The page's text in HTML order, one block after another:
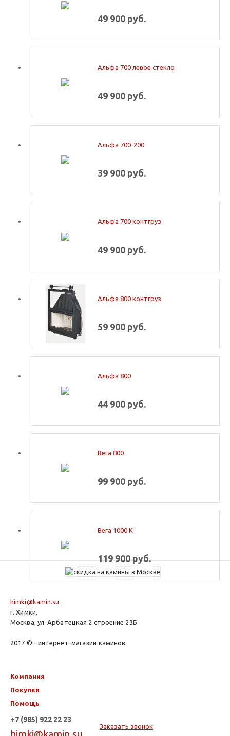
49 900 руб.
Альфа 700 левое стекло
49 900 руб.
Альфа 700-200
39 900 руб.
Альфа 700 контгруз
49 900 руб.
Альфа 800 контгруз
59 900 руб.
Альфа 800
44 900 руб.
Вега 800
99 900 руб.
Вега 1000 К
119 900 руб.
himki@kamin.su
г. Химки,
Москва, ул. Арбатецкая 2 строение 23Б
2017 © - интернет-магазин каминов.
Компания
Покупки
Помощь
+7 (985) 922 22 23
Заказать звонок